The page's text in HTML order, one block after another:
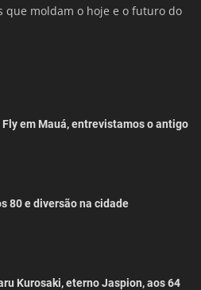
que moldam o hoje e o futuro do
em Mauá, entrevistamos o antigo
80 e diversão na cidade
Kurosaki, eterno Jaspion, aos 64